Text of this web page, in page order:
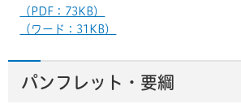
（PDF：73KB）
（ワード：31KB）
パンフレット・要綱